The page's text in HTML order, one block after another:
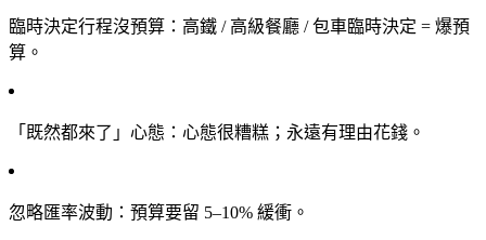
臨時決定行程沒預算 ：高鐵 / 高級餐廳 / 包車臨時決定 = 爆預
算。
「既然都來了」心態 ：心態很糟糕；永遠有理由花錢。
忽略匯率波動 ：預算要留 5–10% 緩衝。